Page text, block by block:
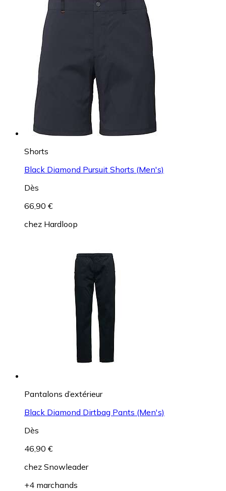
Shorts
Black Diamond Pursuit Shorts (Men's)
Dès
66,90 €
chez Hardloop
Pantalons d’extérieur
Black Diamond Dirtbag Pants (Men's)
Dès
46,90 €
chez Snowleader
+4 marchands